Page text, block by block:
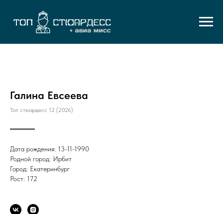
Галина Евсеева
Топ стюардесс 12 (2026)
Дата рождения: 13-11-1990
Родной город: Ирбит
Город: Екатеринбург
Рост: 172